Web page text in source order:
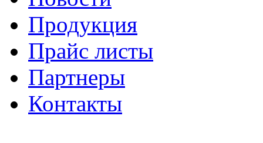
Продукция
Прайс листы
Партнеры
Контакты